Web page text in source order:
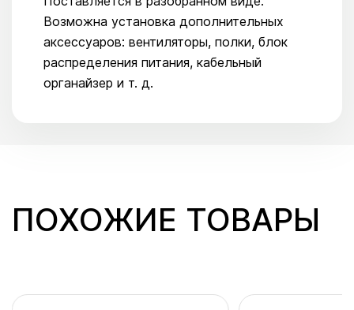
Возможна установка дополнительных
аксессуаров: вентиляторы, полки, блок
распределения питания, кабельный
органайзер и т. д.
ПОХОЖИЕ ТОВАРЫ